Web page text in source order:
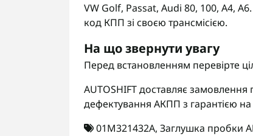
VW Golf, Passat, Audi 80, 100, A4,
код КПП зі своєю трансмісією.
На що звернути увагу
Перед встановленням перевірте
AUTOSHIFT доставляє замовлення
дефектування АКПП з гарантією
01M321432A, Заглушка пробки